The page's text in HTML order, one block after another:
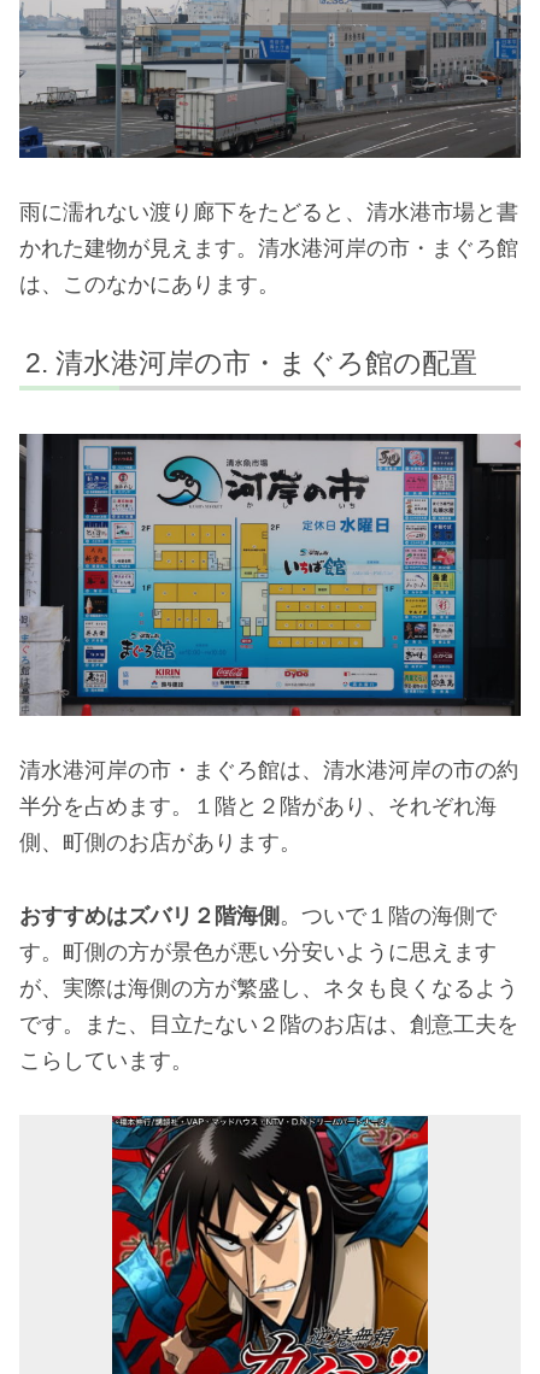
雨に濡れない渡り廊下をたどると、清水港市場と書
かれた建物が見えます。清水港河岸の市・まぐろ館
は、このなかにあります。
清水港河岸の市・まぐろ館の配置
清水港河岸の市・まぐろ館は、清水港河岸の市の約
半分を占めます。１階と２階があり、それぞれ海
側、町側のお店があります。
おすすめはズバリ２階海側 。ついで１階の海側で
す。町側の方が景色が悪い分安いように思えます
が、実際は海側の方が繁盛し、ネタも良くなるよう
です。また、目立たない２階のお店は、創意工夫を
こらしています。